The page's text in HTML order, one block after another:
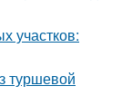
участков:
туршевой